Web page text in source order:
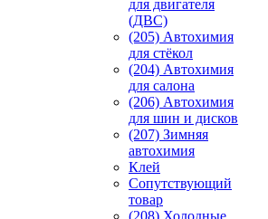
для двигателя
(ДВС)
(205) Автохимия
для стёкол
(204) Автохимия
для салона
(206) Автохимия
для шин и дисков
(207) Зимняя
автохимия
Клей
Сопутствующий
товар
(208) Холодные